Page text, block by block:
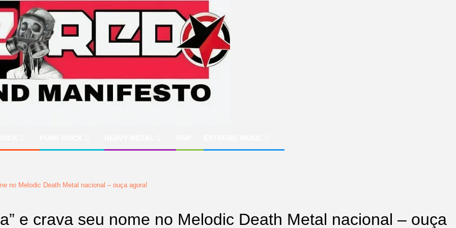
no Melodic Death Metal nacional – ouça agora!
e crava seu nome no Melodic Death Metal nacional – ouça